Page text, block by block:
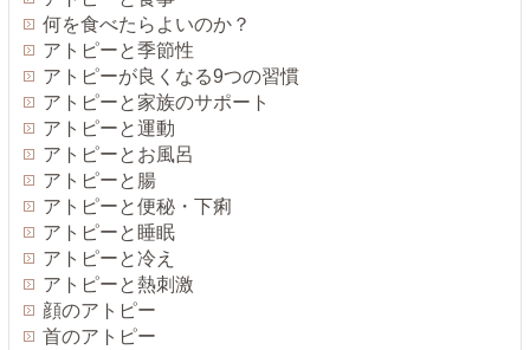
何を食べたらよいのか？
アトピーと季節性
アトピーが良くなる9つの習慣
アトピーと家族のサポート
アトピーと運動
アトピーとお風呂
アトピーと腸
アトピーと便秘・下痢
アトピーと睡眠
アトピーと冷え
アトピーと熱刺激
顔のアトピー
首のアトピー